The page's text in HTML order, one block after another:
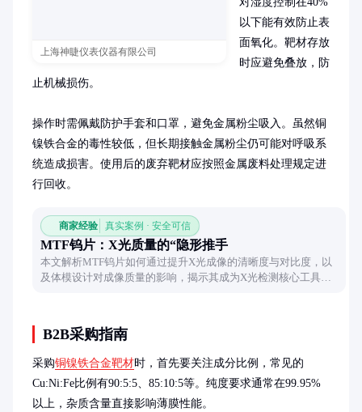
上海神睫仪表仪器有限公司
以下能有效防止表
面氧化。靶材存放
时应避免叠放，防
止机械损伤。
操作时需佩戴防护手套和口罩，避免金属粉尘吸入。虽然铜
镍铁合金的毒性较低，但长期接触金属粉尘仍可能对呼吸系
统造成损害。使用后的废弃靶材应按照金属废料处理规定进
行回收。
商家经验 真实案例 · 安全可信
MTF钨片：X光质量的“隐形推手
本文解析MTF钨片如何通过提升X光成像的清晰度与对比度，以
及体模设计对成像质量的影响，揭示其成为X光检测核心工具的
B2B采购指南
采购铜镍铁合金靶材时，首先要关注成分比例，常见的
Cu:Ni:Fe比例有90:5:5、85:10:5等。纯度要求通常在99.95%
以上，杂质含量直接影响薄膜性能。